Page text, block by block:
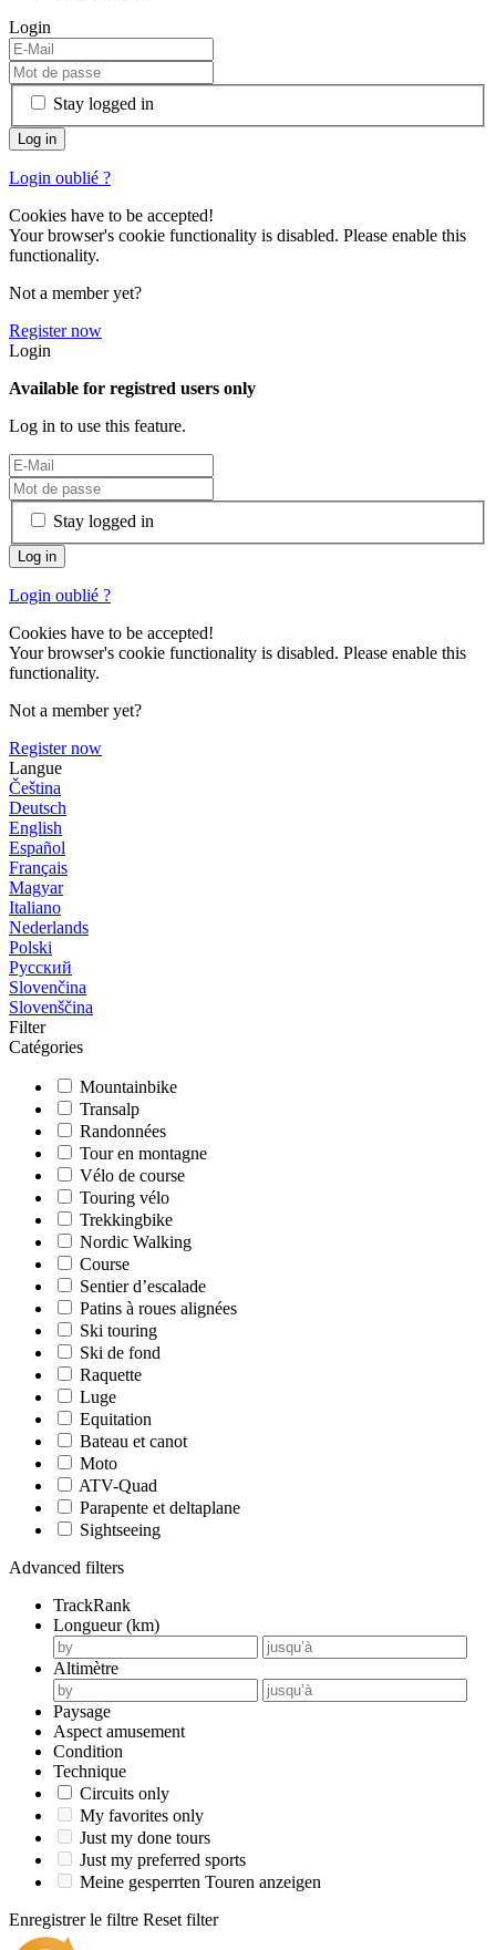
Login
Stay logged in
Login oublié ?
Cookies have to be accepted!
Your browser's cookie functionality is disabled. Please enable this
functionality.
Not a member yet?
Register now
Login
Available for registred users only
Log in to use this feature.
Stay logged in
Login oublié ?
Cookies have to be accepted!
Your browser's cookie functionality is disabled. Please enable this
functionality.
Not a member yet?
Register now
Langue
Čeština
Deutsch
English
Español
Français
Magyar
Italiano
Nederlands
Polski
Русский
Slovenčina
Slovenščina
Filter
Catégories
Mountainbike
Transalp
Randonnées
Tour en montagne
Vélo de course
Touring vélo
Trekkingbike
Nordic Walking
Course
Sentier d’escalade
Patins à roues alignées
Ski touring
Ski de fond
Raquette
Luge
Equitation
Bateau et canot
Moto
ATV-Quad
Parapente et deltaplane
Sightseeing
Advanced filters
TrackRank
Longueur (km)
Altimètre
Paysage
Aspect amusement
Condition
Technique
Circuits only
My favorites only
Just my done tours
Just my preferred sports
Meine gesperrten Touren anzeigen
Enregistrer le filtre Reset filter